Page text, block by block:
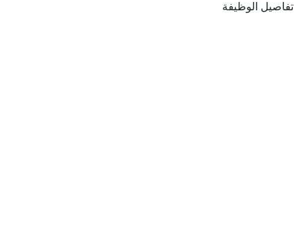
تفاصيل الوظيفة